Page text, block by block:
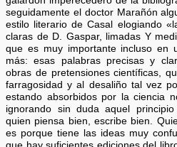
seguidamente el doctor Marañón
estilo literario de Casal elogiando
claras de D. Gaspar, limadas Y
que es muy importante incluso en
más: esas palabras precisas y
obras de pretensiones científicas,
farragosidad y al desaliño tal vez
estando absorbidos por la ciencia
ignorando sin duda aquel
quien piensa bien, escribe bien.
es porque tiene las ideas muy